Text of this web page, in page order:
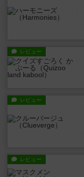
レビュー
レビュー
レビュー